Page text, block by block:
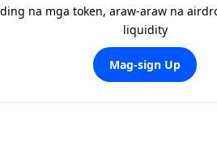
na mga token, araw-araw na
liquidity
Mag-sign Up